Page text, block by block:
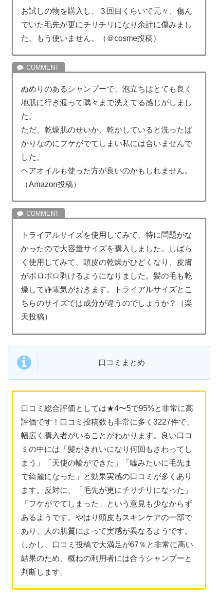
お試しの物を購入し、３回目くらいで元々、傷ん
でいた毛先が更にチリチリになり余計に傷みまし
た。もう使いません。（＠cosme投稿）
ぬめりのあるシャンプーで、泡立ちはとても良く
地肌に行き渡って隅々まで洗えてる感じがしまし
た。
ただ、乾燥肌のせいか、乾かしていると洗ったば
かりなのにフケがでてしまい私には合いませんで
した。
ヘアオイルも使った方が良いのかもしれません。
（Amazon投稿）
トライアルサイズを使用してみて、特に問題がな
かったので大容量サイズを購入しました。しばら
く使用してみて、頭皮の乾燥がひどくなり、皮膚
がポロポロ剥けるようになりました。髪の毛も乾
燥して静電気がおきます。トライアルサイズとこ
ちらのサイズでは成分が違うのでしょうか？（楽
天投稿）
口コミまとめ
口コミ総合評価としては★4〜5で95%と非常に高
評価です！口コミ投稿数も非常に多く3227件で、
幅広く購入者がいることがわかります。良い口コ
ミの中には「髪がきれいになり何回もさわってし
まう」「天使の輪ができた」「嘘みたいに毛先ま
で綺麗になった」と効果実感の口コミが多くあり
ます。反対に、「毛先が更にチリチリになった」
「フケがでてしまった」という意見も少なからず
あるようです。やはり頭皮もスキンケアの一部で
あり、人の肌質によって実感が異なるようです。
しかし、口コミ投稿で大満足が67％と非常に高い
結果のため、概ねの利用者には合うシャンプーと
判断します。